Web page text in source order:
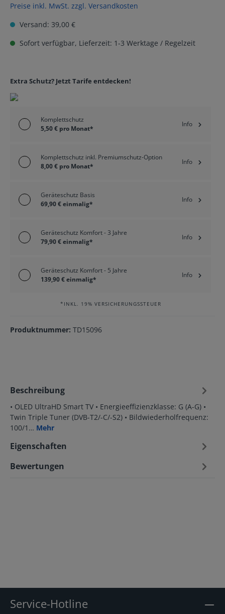
Preise inkl. MwSt. zzgl. Versandkosten
Versand: 39,00 €
Sofort verfügbar, Lieferzeit: 1-3 Werktage / Regelzeit
Extra Schutz? Jetzt Tarife entdecken!
Komplettschutz
5,50 € pro Monat*
Info
Komplettschutz inkl. Premiumschutz-Option
8,00 € pro Monat*
Info
Geräteschutz Basis
69,90 € einmalig*
Info
Geräteschutz Komfort - 3 Jahre
79,90 € einmalig*
Info
Geräteschutz Komfort - 5 Jahre
139,90 € einmalig*
Info
*INKL. 19% VERSICHERUNGSSTEUER
Produktnummer: TD15096
Beschreibung
• OLED UltraHD Smart TV • Energieeffizienzklasse: G (A-G) •
Twin Triple Tuner (DVB-T2/-C/-S2) • Bildwiederholfrequenz:
100/1… Mehr
Eigenschaften
Bewertungen
Service-Hotline